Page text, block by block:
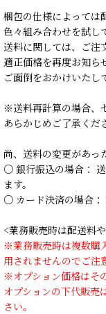
梱包の仕様によっては
色々組み合わせを試し
送料に関しては、ご注
適正価格を再度お知ら
ご面倒をおかけいたし
※送料再計算の場合、
あらかじめご了承くだ
尚、送料の変更があっ
○ 銀行振込の場合：
ます。
○ カード決済の場合：
<業務販売時は配送料
※業務販売時は複数購
用されませんのでご注
※オプション価格はそ
オプションの下代販売
さい。